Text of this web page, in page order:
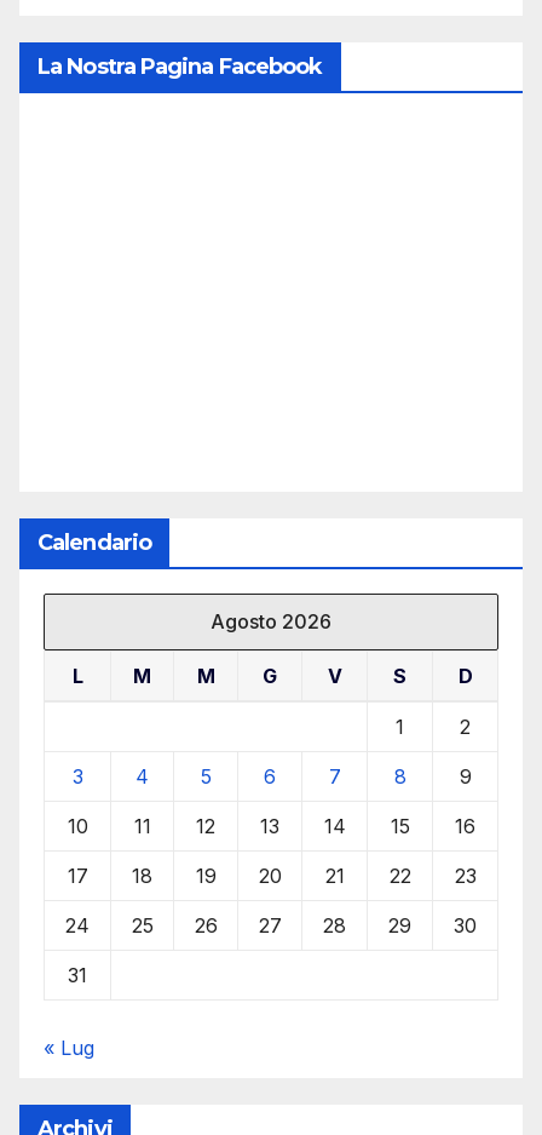
La Nostra Pagina Facebook
Calendario
Agosto 2026
L M M G V S D
1 2
3 4 5 6 7 8 9
10 11 12 13 14 15 16
17 18 19 20 21 22 23
24 25 26 27 28 29 30
31
« Lug
Archivi